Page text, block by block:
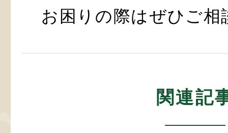
お困りの際はぜひご相
関連記